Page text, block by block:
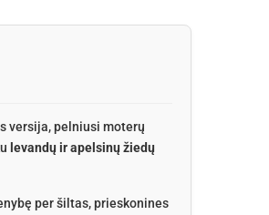
versija, pelniusi moterų
levandų ir apelsinų žiedų
per šiltas, prieskonines